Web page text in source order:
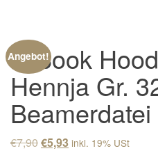
Angebot!
E-Book
Hennja Gr.
Beamerdatei
€7,90Ursprünglicher Preis
€5,93Aktueller Preis ist:
inkl. 19% USt